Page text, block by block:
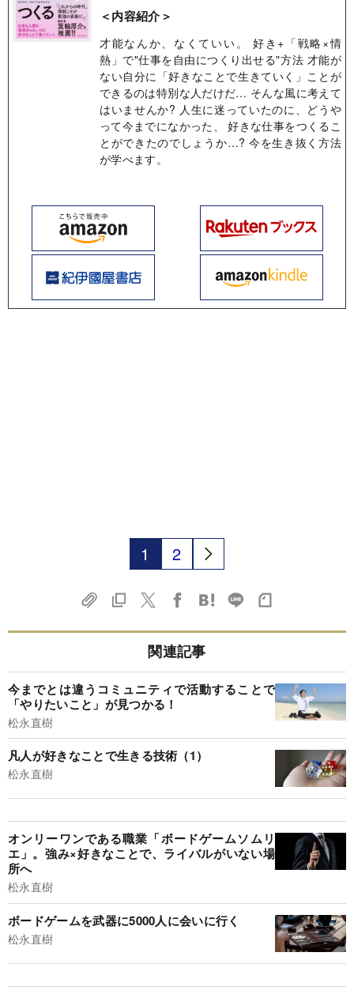
＜内容紹介＞
才能なんか、なくていい。 好き+「戦略×情
熱」で"仕事を自由につくり出せる"方法 才能が
ない自分に「好きなことで生きていく」ことが
できるのは特別な人だけだ… そんな風に考えて
はいませんか? 人生に迷っていたのに、どうや
って今までになかった、 好きな仕事をつくるこ
とができたのでしょうか…? 今を生き抜く方法
が学べます。
1 2
関連記事
今までとは違うコミュニティで活動することで
「やりたいこと」が見つかる！
松永直樹
凡人が好きなことで生きる技術（1）
松永直樹
オンリーワンである職業「ボードゲームソムリ
エ」。強み×好きなことで、ライバルがいない場
所へ
松永直樹
ボードゲームを武器に5000人に会いに行く
松永直樹